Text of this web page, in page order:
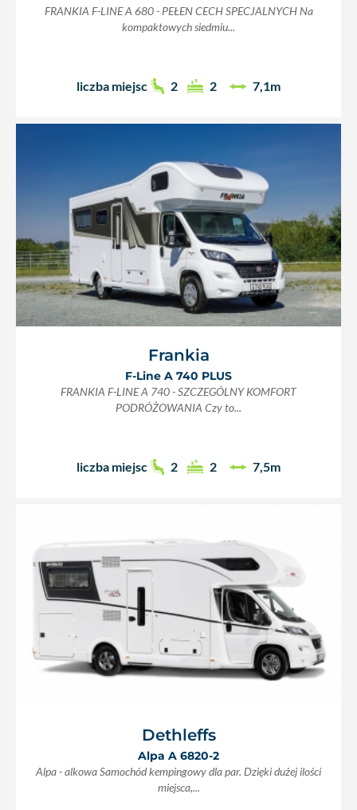
FRANKIA F-LINE A 680 - PEŁEN CECH SPECJALNYCH Na
kompaktowych siedmiu...
liczba miejsc 2 2 7,1m
Frankia
F-Line A 740 PLUS
FRANKIA F-LINE A 740 - SZCZEGÓLNY KOMFORT
PODRÓŻOWANIA Czy to...
liczba miejsc 2 2 7,5m
Dethleffs
Alpa A 6820-2
Alpa - alkowa Samochód kempingowy dla par. Dzięki dużej ilości
miejsca,...